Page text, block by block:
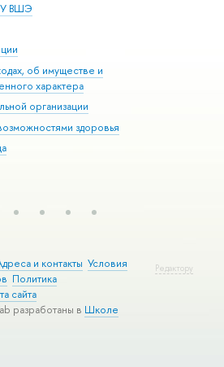
ВШЭ
об имуществе и
характера
организации
здоровья
Редактору
и контакты Условия
Политика
сайта
разработаны в Школе